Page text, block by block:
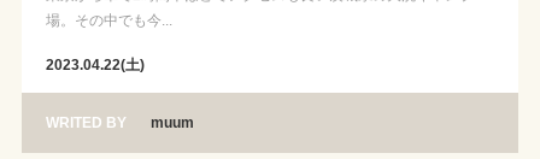
場。その中でも今...
2023.04.22(土)
WRITED BY muum